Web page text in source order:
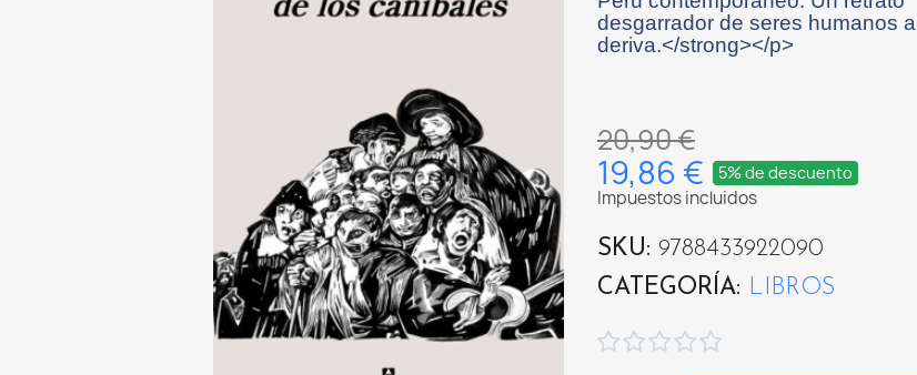
desgarrador de seres humanos
deriva.</strong></p>
20,90 €
19,86 € 5% de descuento
Impuestos incluidos
SKU
9788433922090
CATEGORÍA
LIBROS
